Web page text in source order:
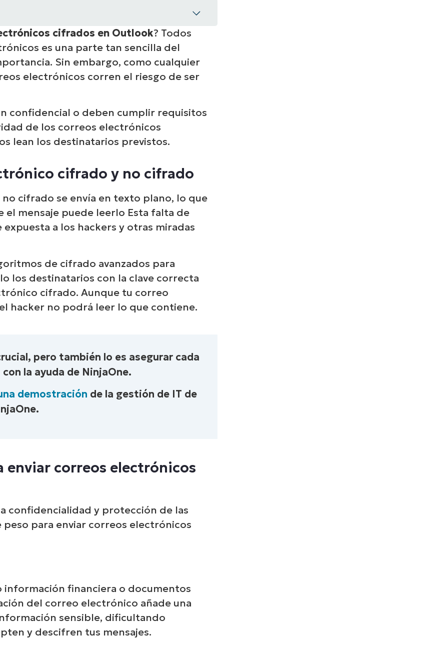
cifrado y no cifrado
electrónico en Office 365
electrónico cifrado
en Office 365 y Outlook
cifrados en Outlook? Todos
es una parte tan sencilla del
Sin embargo, como cualquier
electrónicos corren el riesgo de ser
confidencial o deben cumplir requisitos
de los correos electrónicos
lean los destinatarios previstos.
cifrado y no cifrado
cifrado se envía en texto plano, lo que
mensaje puede leerlo Esta falta de
a los hackers y otras miradas
de cifrado avanzados para
los destinatarios con la clave correcta
cifrado. Aunque tu correo
hacker no podrá leer lo que contiene.
pero también lo es asegurar cada
la ayuda de NinjaOne.
demostración de la gestión de IT de
enviar correos electrónicos
confidencialidad y protección de las
peso para enviar correos electrónicos
información financiera o documentos
del correo electrónico añade una
sensible, dificultando
y descifren tus mensajes.